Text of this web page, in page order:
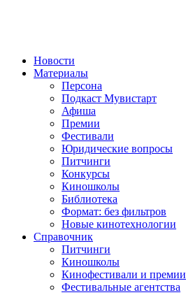
Новости
Материалы
Персона
Подкаст Мувистарт
Афиша
Премии
Фестивали
Юридические вопросы
Питчинги
Конкурсы
Киношколы
Библиотека
Формат: без фильтров
Новые кинотехнологии
Справочник
Питчинги
Киношколы
Кинофестивали и премии
Фестивальные агентства